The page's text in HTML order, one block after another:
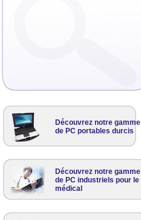
Découvrez notre gamme
de PC portables durcis
Découvrez notre gamme
de PC industriels pour le
médical